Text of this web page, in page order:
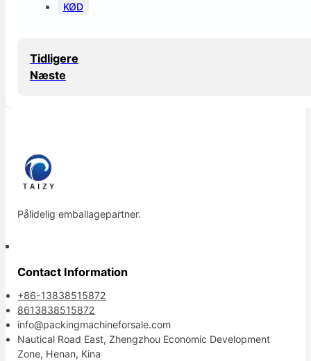
KØD
Tidligere
Næste
Pålidelig emballagepartner.
Contact Information
+86-13838515872
8613838515872
info@packingmachineforsale.com
Nautical Road East, Zhengzhou Economic Development
Zone, Henan, Kina